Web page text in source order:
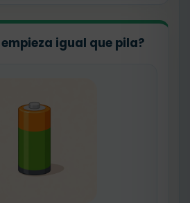
igual que pila?